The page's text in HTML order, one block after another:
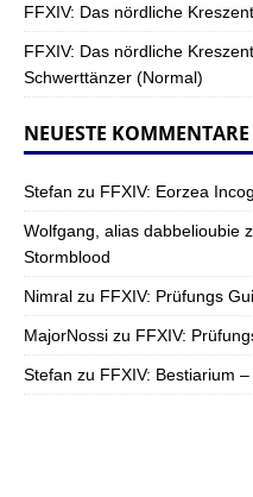
FFXIV: Das nördliche
FFXIV: Das nördliche
Schwerttänzer (Normal)
NEUESTE KOMMENTARE
Stefan zu FFXIV: Eorzea
Wolfgang, alias dabbelioubie
Stormblood
Nimral zu FFXIV: Prüfungs
MajorNossi zu FFXIV:
Stefan zu FFXIV: Bestiarium